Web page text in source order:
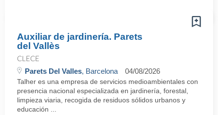
Auxiliar de jardinería. Parets
del Vallès
CLECE
Parets Del Valles, Barcelona 04/08/2026
Talher es una empresa de servicios medioambientales con
presencia nacional especializada en jardinería, forestal,
limpieza viaria, recogida de residuos sólidos urbanos y
educación ...